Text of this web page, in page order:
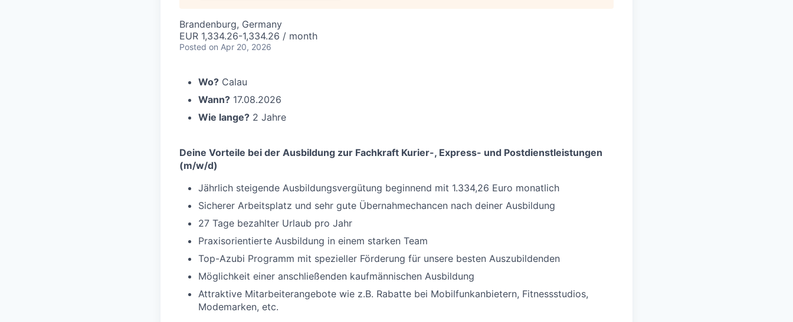
Brandenburg, Germany
EUR 1,334.26-1,334.26 / month
Posted on Apr 20, 2026
Wo? Calau
Wann? 17.08.2026
Wie lange? 2 Jahre
Deine Vorteile bei der Ausbildung zur Fachkraft Kurier-, Express- und Postdienstleistungen
(m/w/d)
Jährlich steigende Ausbildungsvergütung beginnend mit 1.334,26 Euro monatlich
Sicherer Arbeitsplatz und sehr gute Übernahmechancen nach deiner Ausbildung
27 Tage bezahlter Urlaub pro Jahr
Praxisorientierte Ausbildung in einem starken Team
Top-Azubi Programm mit spezieller Förderung für unsere besten Auszubildenden
Möglichkeit einer anschließenden kaufmännischen Ausbildung
Attraktive Mitarbeiterangebote wie z.B. Rabatte bei Mobilfunkanbietern, Fitnessstudios,
Modemarken, etc.